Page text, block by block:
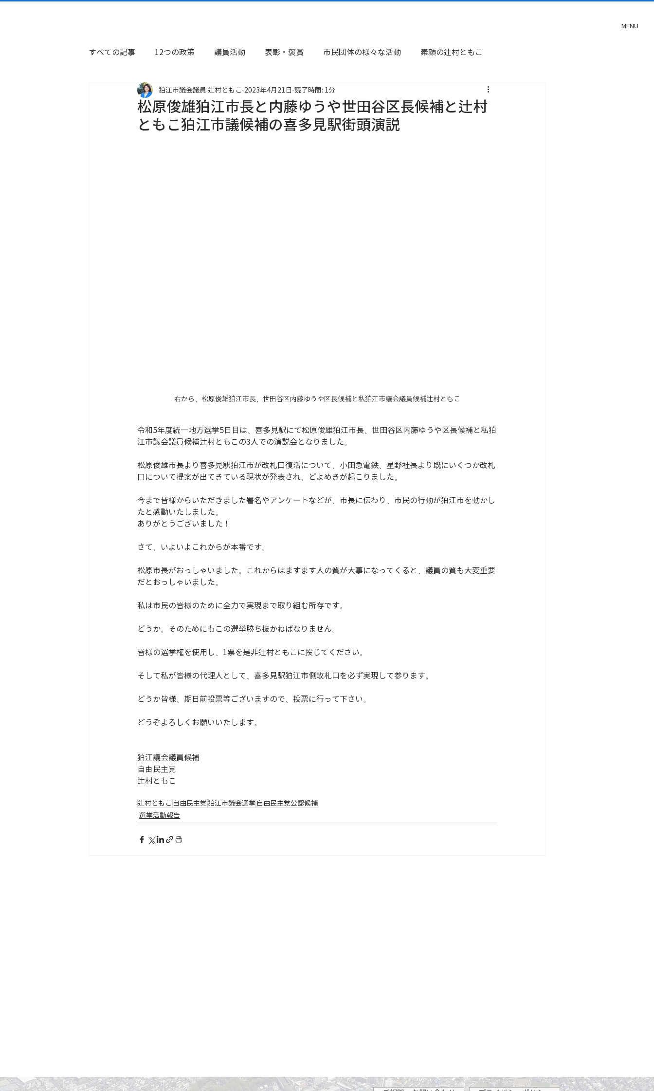
MENU
すべての記事 12つの政策 議員活動 表彰・褒賞 市民団体の様々な活動 素顔の辻村ともこ
メディア掲載 選挙活動報告
松原俊雄狛江市長と内藤ゆうや世田谷区長候補と辻村
ともこ狛江市議候補の喜多見駅街頭演説
狛江市議会議員 辻村ともこ 2023年4月21日 読了時間: 1分
右から、松原俊雄狛江市長、世田谷区内藤ゆうや区長候補と私狛江市議会議員候補辻村ともこ
令和5年度統一地方選挙5日目は、喜多見駅にて松原俊雄狛江市長、世田谷区内藤ゆうや区長候補と私狛
江市議会議員候補辻村ともこの3人での演説会となりました。
松原俊雄市長より喜多見駅狛江市が改札口復活について、小田急電鉄、星野社長より既にいくつか改札
口について提案が出てきている現状が発表され、どよめきが起こりました。
今まで皆様からいただきました署名やアンケートなどが、市長に伝わり、市民の行動が狛江市を動かし
たと感動いたしました。
ありがとうございました！
さて、いよいよこれからが本番です。
松原市長がおっしゃいました。これからはますます人の質が大事になってくると、議員の質も大変重要
だとおっしゃいました。
私は市民の皆様のために全力で実現まで取り組む所存です。
どうか。そのためにもこの選挙勝ち抜かねばなりません。
皆様の選挙権を使用し、1票を是非辻村ともこに投じてください。
そして私が皆様の代理人として、喜多見駅狛江市側改札口を必ず実現して参ります。
どうか皆様、期日前投票等ございますので、投票に行って下さい。
どうぞよろしくお願いいたします。
狛江議会議員候補
自由民主党
辻村ともこ
辻村ともこ 自由民主党狛江市議会選挙 自由民主党公認候補
選挙活動報告